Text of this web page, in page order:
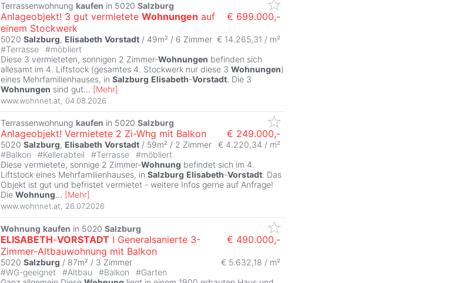
Terrassenwohnung kaufen in 5020 Salzburg
Anlageobjekt! 3 gut vermietete Wohnungen auf
einem Stockwerk
€ 699.000,-
5020 Salzburg, Elisabeth Vorstadt / 49m² / 6 Zimmer € 14.265,31 / m²
#Terrasse #möbliert
Diese 3 vermieteten, sonnigen 2 Zimmer-Wohnungen befinden sich
allesamt im 4. Liftstock (gesamtes 4. Stockwerk nur diese 3 Wohnungen)
eines Mehrfamilienhauses, in Salzburg Elisabeth-Vorstadt. Die 3
Wohnungen sind gut... [Mehr]
www.wohnnet.at 04.08.2026
Terrassenwohnung kaufen in 5020 Salzburg
Anlageobjekt! Vermietete 2 Zi-Whg mit Balkon € 249.000,-
5020 Salzburg, Elisabeth Vorstadt / 59m² / 2 Zimmer € 4.220,34 / m²
#Balkon #Kellerabteil #Terrasse #möbliert
Diese vermietete, sonnige 2 Zimmer-Wohnung befindet sich im 4.
Liftstock eines Mehrfamilienhauses, in Salzburg Elisabeth-Vorstadt. Das
Objekt ist gut und befristet vermietet - weitere Infos gerne auf Anfrage!
Die Wohnung... [Mehr]
www.wohnnet.at 26.07.2026
Wohnung kaufen in 5020 Salzburg
ELISABETH-VORSTADT I Generalsanierte 3-
Zimmer-Altbauwohnung mit Balkon
€ 490.000,-
5020 Salzburg / 87m² / 3 Zimmer
€ 5.632,18 / m²
#WG-geeignet #Altbau #Balkon #Garten